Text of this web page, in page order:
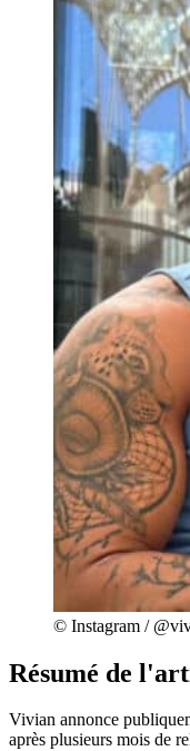
© Instagram /
Résumé de
Vivian annonce
après plusieurs mois de